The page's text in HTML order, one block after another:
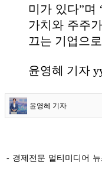
미가 있다”며
가치와 주주
끄는 기업으
윤영혜 기자
윤영혜 기자
- 경제전문 멀티미디어